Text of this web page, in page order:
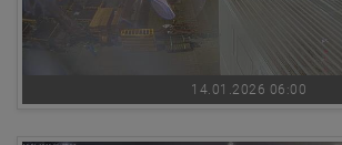
14.01.2026 06:00